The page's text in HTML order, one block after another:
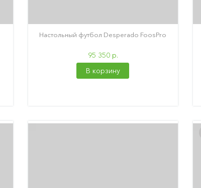
Настольный футбол Desperado FoosPro
95 350 р.
В корзину